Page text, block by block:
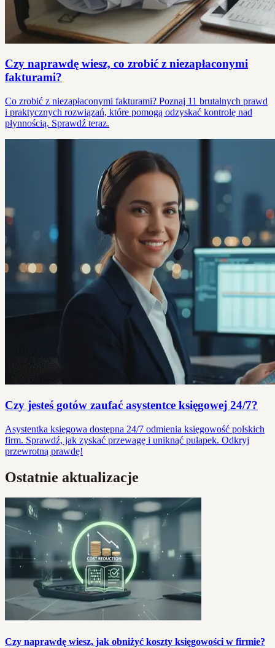
Czy naprawdę wiesz, co zrobić z niezapłaconymi
fakturami?
Co zrobić z niezapłaconymi fakturami? Poznaj 11 brutalnych prawd
i praktycznych rozwiązań, które pomogą odzyskać kontrolę nad
płynnością. Sprawdź teraz.
Czy jesteś gotów zaufać asystentce księgowej 24/7?
Asystentka księgowa dostępna 24/7 odmienia księgowość polskich
firm. Sprawdź, jak zyskać przewagę i uniknąć pułapek. Odkryj
przewrotną prawdę!
Ostatnie aktualizacje
Czy naprawdę wiesz, jak obniżyć koszty księgowości w firmie?